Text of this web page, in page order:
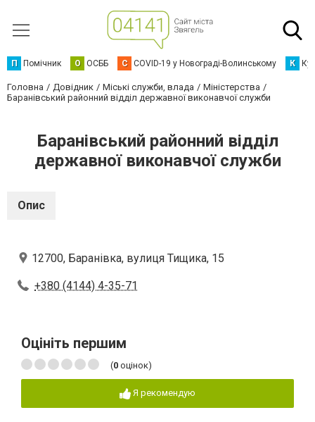
П Помічник О ОСББ C COVID-19 у Новограді-Волинському К
Головна Довідник Міські служби, влада
Міністерства
Баранівський районний відділ державної виконавчої служби
Баранівський районний відділ
державної виконавчої служби
Опис
12700, Баранівка, вулиця Тищика, 15
+380 (4144) 4-35-71
Оцініть першим
(0 оцінок)
Я рекомендую